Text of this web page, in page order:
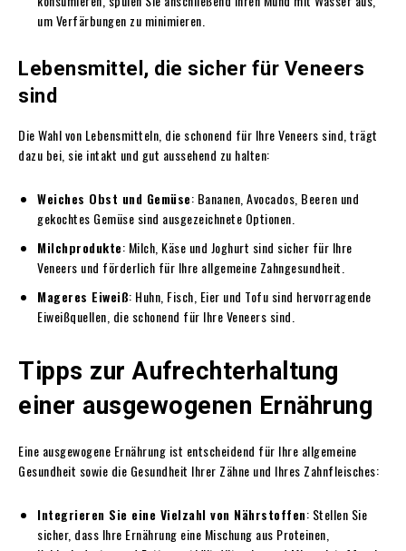
um Verfärbungen zu minimieren.
Lebensmittel, die sicher für Veneers
sind
Die Wahl von Lebensmitteln, die schonend für Ihre Veneers sind, trägt
dazu bei, sie intakt und gut aussehend zu halten:
Weiches Obst und Gemüse: Bananen, Avocados, Beeren und
gekochtes Gemüse sind ausgezeichnete Optionen.
Milchprodukte: Milch, Käse und Joghurt sind sicher für Ihre
Veneers und förderlich für Ihre allgemeine Zahngesundheit.
Mageres Eiweiß: Huhn, Fisch, Eier und Tofu sind hervorragende
Eiweißquellen, die schonend für Ihre Veneers sind.
Tipps zur Aufrechterhaltung
einer ausgewogenen Ernährung
Eine ausgewogene Ernährung ist entscheidend für Ihre allgemeine
Gesundheit sowie die Gesundheit Ihrer Zähne und Ihres Zahnfleisches:
Integrieren Sie eine Vielzahl von Nährstoffen: Stellen Sie
sicher, dass Ihre Ernährung eine Mischung aus Proteinen,